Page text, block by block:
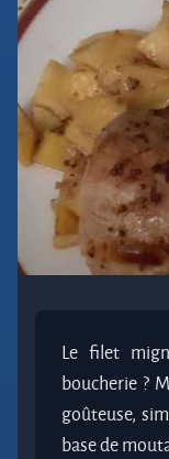
Le filet
boucherie ?
goûteuse,
base de